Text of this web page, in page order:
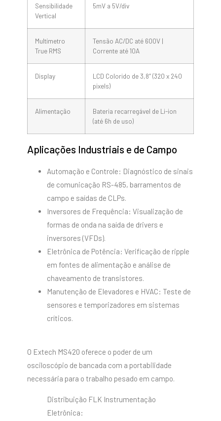
Sensibilidade
Vertical
5mV a 5V/div
Multímetro
True RMS
Tensão AC/DC até 600V |
Corrente até 10A
Display
LCD Colorido de 3,8″ (320 x 240
pixels)
Alimentação
Bateria recarregável de Li-ion
(até 6h de uso)
Aplicações Industriais e de Campo
Automação e Controle: Diagnóstico de sinais
de comunicação RS-485, barramentos de
campo e saídas de CLPs.
Inversores de Frequência: Visualização de
formas de onda na saída de drivers e
inversores (VFDs).
Eletrônica de Potência: Verificação de ripple
em fontes de alimentação e análise de
chaveamento de transistores.
Manutenção de Elevadores e HVAC: Teste de
sensores e temporizadores em sistemas
críticos.
O Extech MS420 oferece o poder de um
osciloscópio de bancada com a portabilidade
necessária para o trabalho pesado em campo.
Distribuição FLK Instrumentação
Eletrônica: